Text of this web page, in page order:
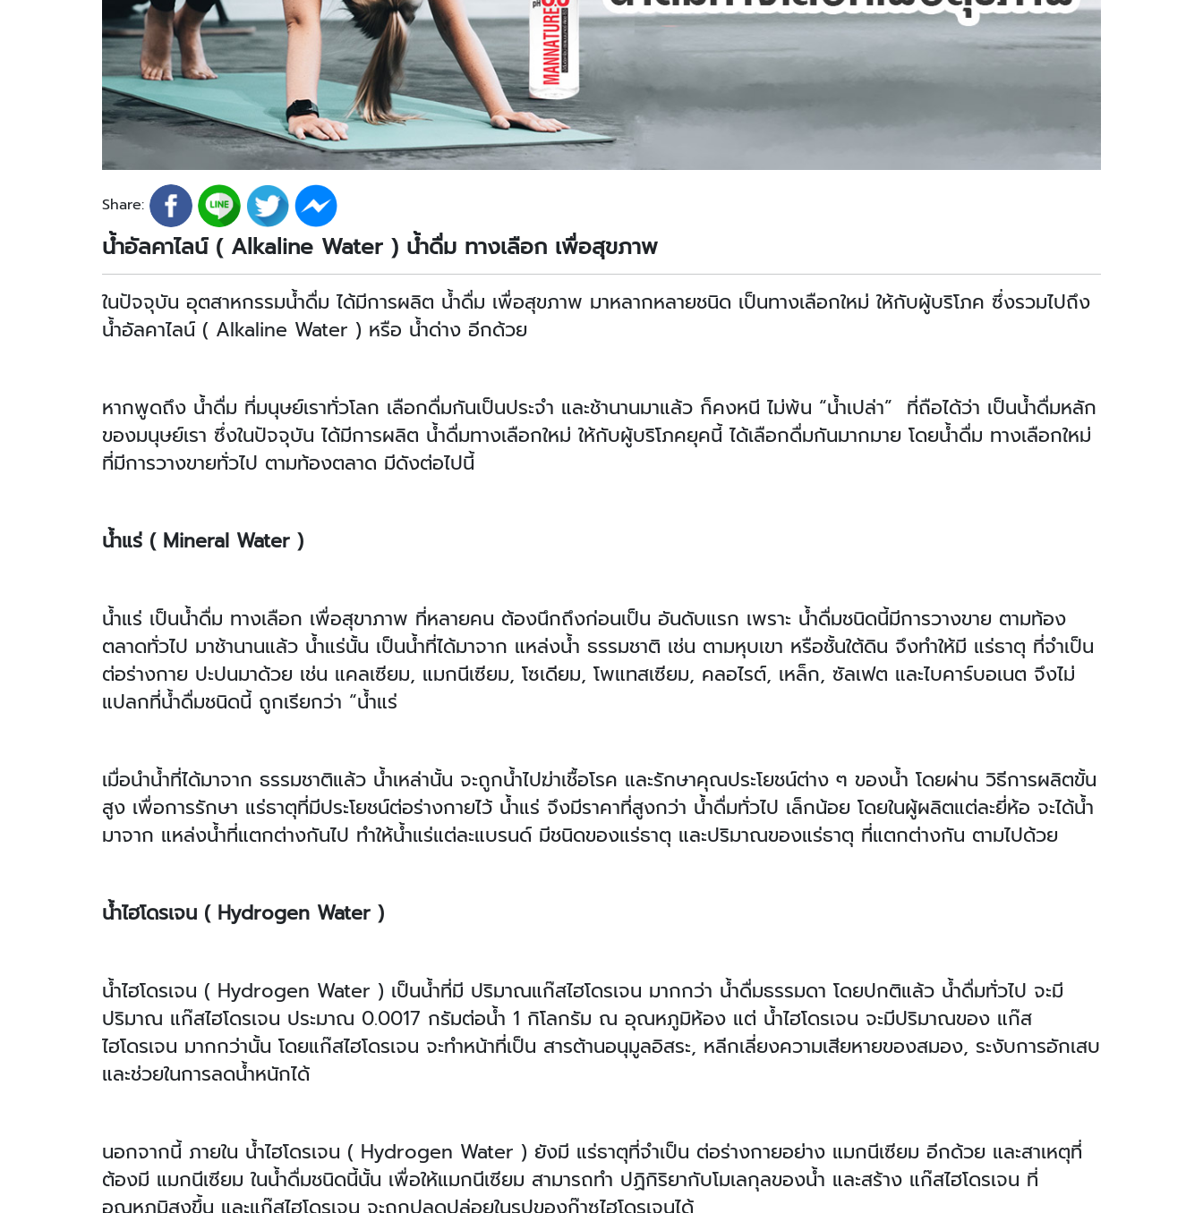
Share:
น้ำอัลคาไลน์ ( Alkaline Water ) น้ำดื่ม ทางเลือก เพื่อสุขภาพ
ในปัจจุบัน อุตสาหกรรมน้ำดื่ม ได้มีการผลิต น้ำดื่ม เพื่อสุขภาพ มาหลากหลายชนิด เป็นทางเลือกใหม่ ให้กับผู้บริโภค ซึ่งรวมไปถึง
น้ำอัลคาไลน์ ( Alkaline Water ) หรือ น้ำด่าง อีกด้วย
หากพูดถึง น้ำดื่ม ที่มนุษย์เราทั่วโลก เลือกดื่มกันเป็นประจำ และช้านานมาแล้ว ก็คงหนี ไม่พ้น “น้ำเปล่า” ที่ถือได้ว่า เป็นน้ำดื่มหลัก
ของมนุษย์เรา ซึ่งในปัจจุบัน ได้มีการผลิต น้ำดื่มทางเลือกใหม่ ให้กับผู้บริโภคยุคนี้ ได้เลือกดื่มกันมากมาย โดยน้ำดื่ม ทางเลือกใหม่
ที่มีการวางขายทั่วไป ตามท้องตลาด มีดังต่อไปนี้
น้ำแร่ ( Mineral Water )
น้ำแร่ เป็นน้ำดื่ม ทางเลือก เพื่อสุขาภาพ ที่หลายคน ต้องนึกถึงก่อนเป็น อันดับแรก เพราะ น้ำดื่มชนิดนี้มีการวางขาย ตามท้อง
ตลาดทั่วไป มาช้านานแล้ว น้ำแร่นั้น เป็นน้ำที่ได้มาจาก แหล่งน้ำ ธรรมชาติ เช่น ตามหุบเขา หรือชั้นใต้ดิน จึงทำให้มี แร่ธาตุ ที่จำเป็น
ต่อร่างกาย ปะปนมาด้วย เช่น แคลเซียม, แมกนีเซียม, โซเดียม, โพแทสเซียม, คลอไรต์, เหล็ก, ซัลเฟต และไบคาร์บอเนต จึงไม่
แปลกที่น้ำดื่มชนิดนี้ ถูกเรียกว่า “น้ำแร่
เมื่อนำน้ำที่ได้มาจาก ธรรมชาติแล้ว น้ำเหล่านั้น จะถูกน้ำไปฆ่าเชื้อโรค และรักษาคุณประโยชน์ต่าง ๆ ของน้ำ โดยผ่าน วิธีการผลิตขั้น
สูง เพื่อการรักษา แร่ธาตุที่มีประโยชน์ต่อร่างกายไว้ น้ำแร่ จึงมีราคาที่สูงกว่า น้ำดื่มทั่วไป เล็กน้อย โดยในผู้ผลิตแต่ละยี่ห้อ จะได้น้ำ
มาจาก แหล่งน้ำที่แตกต่างกันไป ทำให้น้ำแร่แต่ละแบรนด์ มีชนิดของแร่ธาตุ และปริมาณของแร่ธาตุ ที่แตกต่างกัน ตามไปด้วย
น้ำไฮโดรเจน ( Hydrogen Water )
น้ำไฮโดรเจน ( Hydrogen Water ) เป็นน้ำที่มี ปริมาณแก๊สไฮโดรเจน มากกว่า น้ำดื่มธรรมดา โดยปกติแล้ว น้ำดื่มทั่วไป จะมี
ปริมาณ แก๊สไฮโดรเจน ประมาณ 0.0017 กรัมต่อน้ำ 1 กิโลกรัม ณ อุณหภูมิห้อง แต่ น้ำไฮโดรเจน จะมีปริมาณของ แก๊ส
ไฮโดรเจน มากกว่านั้น โดยแก๊สไฮโดรเจน จะทำหน้าที่เป็น สารต้านอนุมูลอิสระ, หลีกเลี่ยงความเสียหายของสมอง, ระงับการอักเสบ
และช่วยในการลดน้ำหนักได้
นอกจากนี้ ภายใน น้ำไฮโดรเจน ( Hydrogen Water ) ยังมี แร่ธาตุที่จำเป็น ต่อร่างกายอย่าง แมกนีเซียม อีกด้วย และสาเหตุที่
ต้องมี แมกนีเซียม ในน้ำดื่มชนิดนี้นั้น เพื่อให้แมกนีเซียม สามารถทำ ปฏิกิริยากับโมเลกุลของน้ำ และสร้าง แก๊สไฮโดรเจน ที่